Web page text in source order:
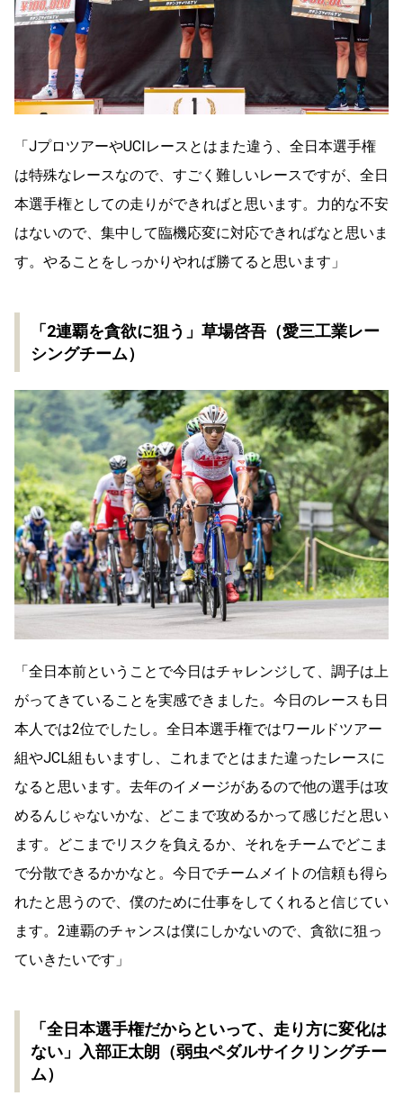
「JプロツアーやUCIレースとはまた違う、全日本選手権
は特殊なレースなので、すごく難しいレースですが、全日
本選手権としての走りができればと思います。力的な不安
はないので、集中して臨機応変に対応できればなと思いま
す。やることをしっかりやれば勝てると思います」
「2連覇を貪欲に狙う」草場啓吾（愛三工業レー
シングチーム）
「全日本前ということで今日はチャレンジして、調子は上
がってきていることを実感できました。今日のレースも日
本人では2位でしたし。全日本選手権ではワールドツアー
組やJCL組もいますし、これまでとはまた違ったレースに
なると思います。去年のイメージがあるので他の選手は攻
めるんじゃないかな、どこまで攻めるかって感じだと思い
ます。どこまでリスクを負えるか、それをチームでどこま
で分散できるかかなと。今日でチームメイトの信頼も得ら
れたと思うので、僕のために仕事をしてくれると信じてい
ます。2連覇のチャンスは僕にしかないので、貪欲に狙っ
ていきたいです」
「全日本選手権だからといって、走り方に変化は
ない」入部正太朗（弱虫ペダルサイクリングチー
ム）